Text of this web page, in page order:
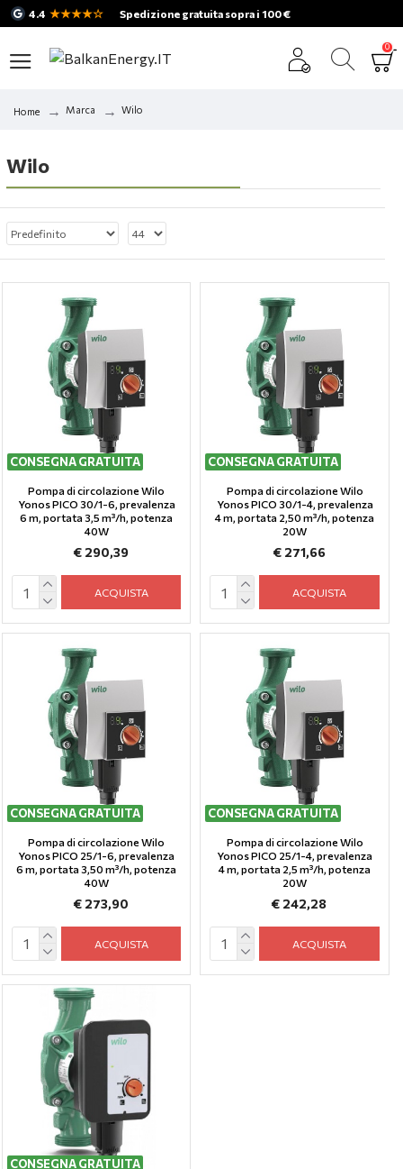
4.4 ★★★★☆ Spedizione gratuita sopra i 100 €
0
Home Marca Wilo
Wilo
CONSEGNA GRATUITA
Pompa di circolazione Wilo
Yonos PICO 30/1-6, prevalenza
6 m, portata 3,5 m³/h, potenza
40W
€ 290,39
ACQUISTA
CONSEGNA GRATUITA
Pompa di circolazione Wilo
Yonos PICO 30/1-4, prevalenza
4 m, portata 2,50 m³/h, potenza
20W
€ 271,66
ACQUISTA
CONSEGNA GRATUITA
Pompa di circolazione Wilo
Yonos PICO 25/1-6, prevalenza
6 m, portata 3,50 m³/h, potenza
40W
€ 273,90
ACQUISTA
CONSEGNA GRATUITA
Pompa di circolazione Wilo
Yonos PICO 25/1-4, prevalenza
4 m, portata 2,5 m³/h, potenza
20W
€ 242,28
ACQUISTA
CONSEGNA GRATUITA